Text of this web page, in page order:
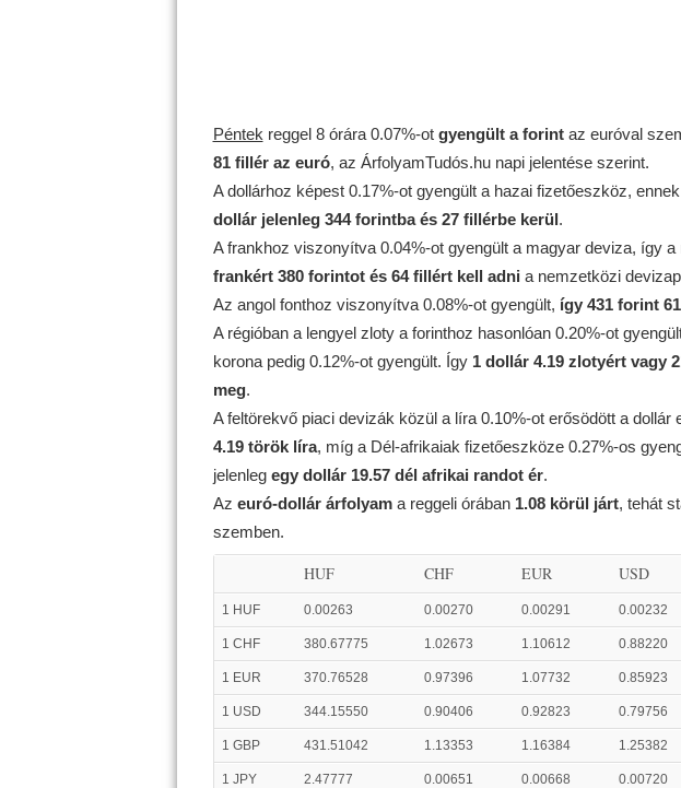
Péntek reggel 8 órára 0.07%-ot gyengült a forintaz euróval
81 fillér az euró, az ÁrfolyamTudós.hu napi jelentése szerint.
A dollárhoz képest 0.17%-ot gyengült a hazai fizetőeszköz,
dollár jelenleg 344 forintba és 27 fillérbe kerül.
A frankhoz viszonyítva 0.04%-ot gyengült a magyar deviza, így a
frankért 380 forintot és 64 fillért kell adni a nemzetközi
Az angol fonthoz viszonyítva 0.08%-ot gyengült, így 431 forint
A régióban a lengyel zloty a forinthoz hasonlóan 0.20%-ot
korona pedig 0.12%-ot gyengült. Így 1 dollár 4.19 zlotyért vagy
meg.
A feltörekvő piaci devizák közül a líra 0.10%-ot erősödött a dollár
4.19 török líra, míg a Dél-afrikaiak fizetőeszköze 0.27%-os
jelenleg egy dollár 19.57 dél afrikai randot ér.
Az euró-dollár árfolyama reggeli órában 1.08 körül járt, tehát
szemben.
HUF CHF EUR USD
1 HUF 0.00263 0.00270 0.00291 0.00232
1 CHF 380.67775 1.02673 1.10612 0.88220
1 EUR 370.76528 0.97396 1.07732 0.85923
1 USD 344.15550 0.90406 0.92823 0.79756
1 GBP 431.51042 1.13353 1.16384 1.25382
1 JPY 2.47777 0.00651 0.00668 0.00720